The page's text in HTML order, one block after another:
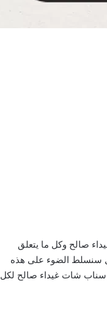
صالح وكل ما يتعلق
سنسلط الضوء على هذه
سناب شات غيداء صالح لكل